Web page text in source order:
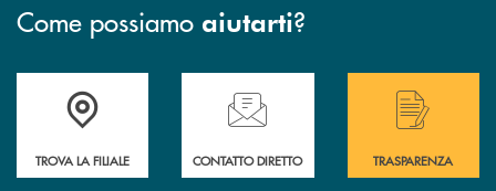
Come possiamo aiutarti?
Accedi all' elenco completo delle filiali .
TROVA LA FILIALE
Hai bisogno di assistenza immediata?
CONTATTO DIRETTO
Hai bisogno di
TRASPARENZA